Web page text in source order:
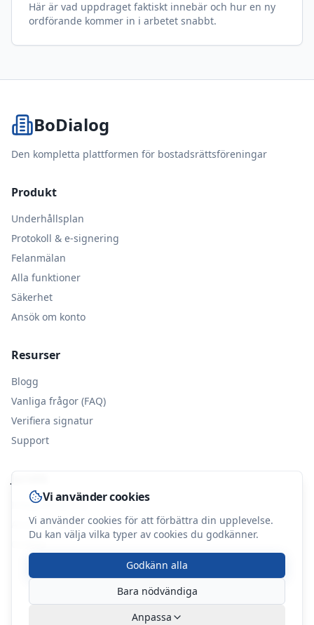
Här är vad uppdraget faktiskt innebär och hur en ny
ordförande kommer in i arbetet snabbt.
BoDialog
Den kompletta plattformen för bostadsrättsföreningar
Produkt
Underhållsplan
Protokoll & e-signering
Felanmälan
Alla funktioner
Säkerhet
Ansök om konto
Resurser
Blogg
Vanliga frågor (FAQ)
Verifiera signatur
Support
Juridik
Integritetspolicy
Användarvillkor
©2026BoDialog. Alla rättigheter förbehållna.
IntegritetVillkorCookies
Vi använder cookies
Vi använder cookies för att förbättra din upplevelse.
Du kan välja vilka typer av cookies du godkänner.
Godkänn alla
Bara nödvändiga
Anpassa